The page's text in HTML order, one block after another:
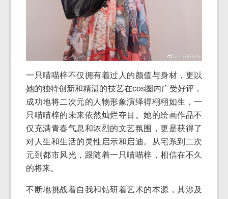
一只喵喵梓不仅拥有着过人的颜值与身材，更以
她的独特创新和精湛的技艺在cos圈内广受好评，
成功地将二次元的人物形象演绎得栩栩如生，一
只喵喵梓的未来依然灿烂夺目。她的绘画作品不
仅充满青春气息和浓烈的文艺氛围，更是获得了
对人生和生活的灵性启示和启迪。从宅系到二次
元到都市风光，跟随着一只喵喵梓，相信在不久
的将来。
不断地挑战着自我和钻研着艺术的本源，其涉及